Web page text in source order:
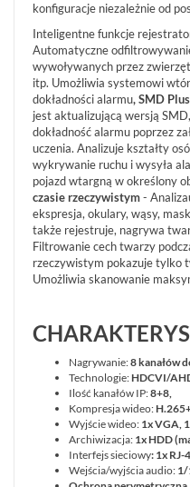
(102)
PROMOCJE
(74)
LOGOWANIE
REJESTRACJA
KONFIGURATOR
Informacje
FIRMIE
SZKOLENIA
WSPÓŁPRACA
KONTAKT
CENNIKI
DOSTAWA
REKLAMACJE
DANE
POLITYKA
KODY
RABATOWE
konfiguracje niezależnie od
Inteligentne funkcje
Automatyczne
wywoływanych przez
itp. Umożliwia systemowi
dokładności alarmu, SMD Plus
jest aktualizującą wersją
dokładność alarmu poprzez
uczenia. Analizuje kształty
wykrywanie ruchu i wysyła
pojazd wtargną w określony
czasie rzeczywistym-
ekspresja, okulary, wąsy,
także rejestruje, nagrywa
Filtrowanie cech twarzy
rzeczywistym pokazuje tylko
Umożliwia skanowanie
Nagrywanie:8 kanałów
Technologie:HDCVI/
Ilość kanałów IP:8+8,
Kompresja wideo:
Wyjście wideo: 1x VGA,
Archiwizacja: 1x HDD
Interfejs sieciowy: 1x
Wejścia/wyjścia audio: 1/